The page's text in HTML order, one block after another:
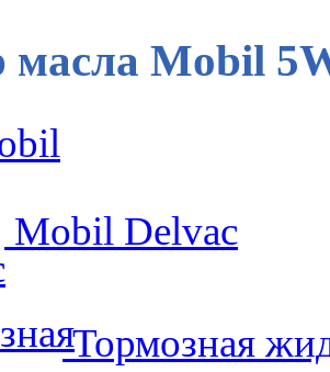
Mobil
Mobil Delvac
Тормозная